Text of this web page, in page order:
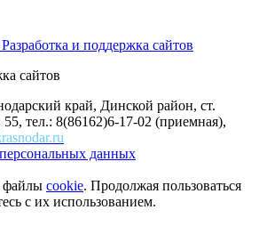
и поддержка сайтов
сайтов
край, Динской район, ст.
тел.: 8(86162)6-17-02 (приемная),
данных
файлы cookie. Продолжая пользоваться
с их использованием.